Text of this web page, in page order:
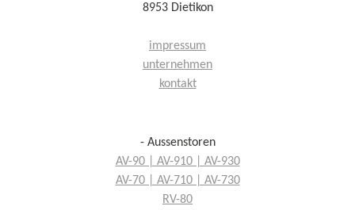
8953 Dietikon
impressum
unternehmen
kontakt
- Aussenstoren
AV-90 | AV-910 | AV-930
AV-70 | AV-710 | AV-730
RV-80